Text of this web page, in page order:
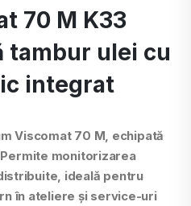
70 M K33
tambur ulei cu
integrat
Viscomat 70 M, echipată
monitorizarea
ideală pentru
în ateliere și service-uri